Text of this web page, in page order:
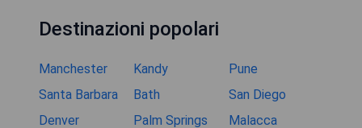
Destinazioni popolari
Manchester Kandy
Pune
Santa Barbara
Bath
San Diego
Denver
Palm Springs Malacca